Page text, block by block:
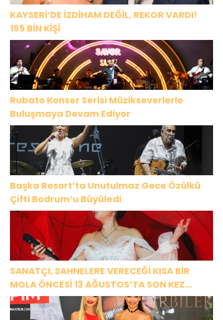
KAYSERİ’DE İZDİHAM DEĞİL, REKOR VARDI!
195 BİN KİŞİ
Rubato Konser Serisi Müzikseverlerle
Buluşmaya Devam Ediyor
Başka Resort’ta Unutulmaz Gece Özülkü
Çifti Bodrum’u Büyüledi
SANATÇI, SAHNELERE VERECEĞİ KISA BİR
MOLA ÖNCESİ 13 AĞUSTOS’TA SON KEZ
HARBİYE’DE OLACAK!